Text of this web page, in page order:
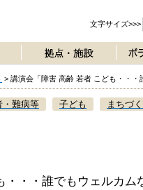
文字サイズ>>>
> 講演会「障害 高齢 若者 こども・・・
・難病等 子ども まちづ
・・誰でもウェルカム